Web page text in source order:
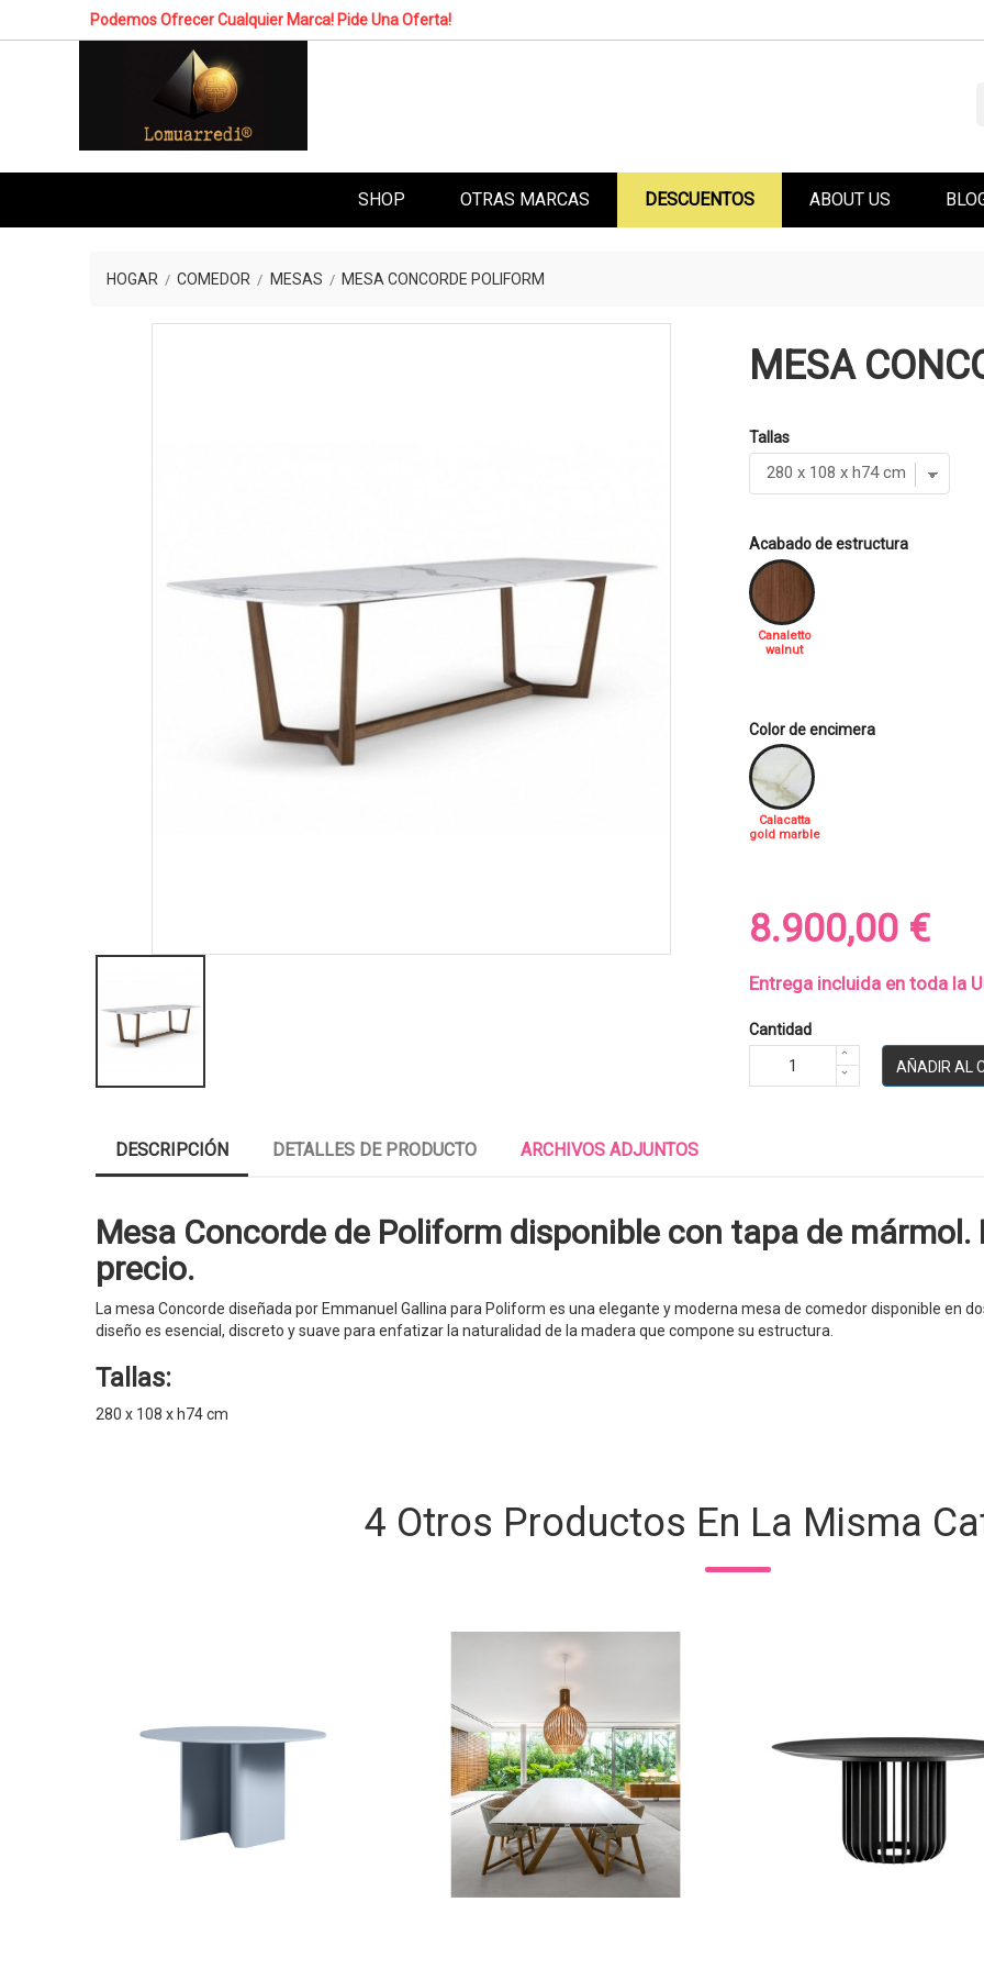
Podemos Ofrecer Cualquier Marca! Pide Una Oferta!
SHOP OTRAS MARCAS DESCUENTOS ABOUT US
HOGAR COMEDOR MESAS MESA CONCORDE POLIFORM
MESA
Tallas
Acabado de estructura
Canaletto
walnut
Color de encimera
Calacatta
gold marble
8.900,00 €
Entrega incluida en toda la
Cantidad
AÑADIR AL
DESCRIPCIÓN DETALLES DE PRODUCTO ARCHIVOS ADJUNTOS
Mesa Concorde de Poliform disponible con tapa de
precio.
La mesa Concorde diseñada por Emmanuel Gallina para Poliform es una elegante y moderna mesa de comedor disponible en
diseño es esencial, discreto y suave para enfatizar la naturalidad de la madera que compone su estructura.
Tallas:
280 x 108 x h74 cm
4 Otros Productos En La Misma